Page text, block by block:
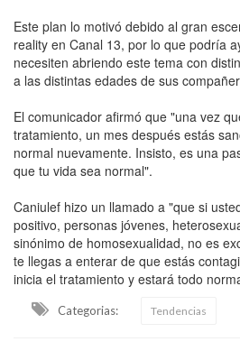
Este plan lo motivó debido al gran
reality en Canal 13, por lo que podría
necesiten abriendo este tema con
a las distintas edades de sus
El comunicador afirmó que "una vez
tratamiento, un mes después estás
normal nuevamente. Insisto, es una
que tu vida sea normal".
Caniulef hizo un llamado a "que si
positivo, personas jóvenes,
sinónimo de homosexualidad, no es
te llegas a enterar de que estás
inicia el tratamiento y estará todo
Categorias: Tendencias